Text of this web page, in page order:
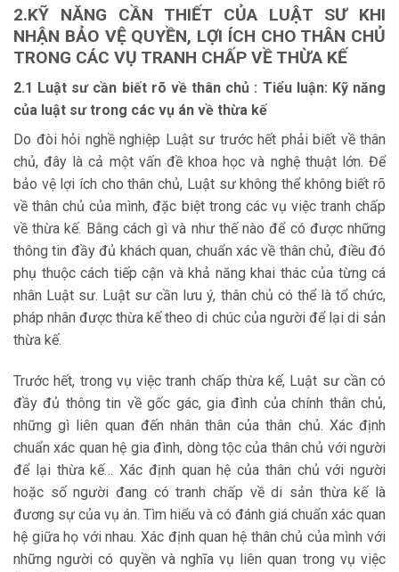
2.KỸ NĂNG CẦN THIẾT CỦA LUẬT SƯ KHI
NHẬN BẢO VỆ QUYỀN, LỢI ÍCH CHO THÂN CHỦ
TRONG CÁC VỤ TRANH CHẤP VỀ THỪA KẾ
2.1 Luật sư cần biết rõ về thân chủ : Tiểu luận: Kỹ năng
của luật sư trong các vụ án về thừa kế
Do đòi hỏi nghề nghiệp Luật sư trước hết phải biết về thân
chủ, đây là cả một vấn đề khoa học và nghệ thuật lớn. Để
bảo vệ lợi ích cho thân chủ, Luật sư không thể không biết rõ
về thân chủ của mình, đặc biệt trong các vụ việc tranh chấp
về thừa kế. Bằng cách gì và như thế nào để có được những
thông tin đầy đủ khách quan, chuẩn xác về thân chủ, điều đó
phụ thuộc cách tiếp cận và khả năng khai thác của từng cá
nhân Luật sư. Luật sư cần lưu ý, thân chủ có thể là tổ chức,
pháp nhân được thừa kế theo di chúc của người để lại di sản
thừa kế.
Trước hết, trong vụ việc tranh chấp thừa kế, Luật sư cần có
đầy đủ thông tin về gốc gác, gia đình của chính thân chủ,
những gì liên quan đến nhân thân của thân chủ. Xác định
chuẩn xác quan hệ gia đình, dòng tộc của thân chủ với người
để lại thừa kế… Xác định quan hệ của thân chủ với người
hoặc số người đang có tranh chấp về di sản thừa kế là
đương sự của vụ án. Tìm hiểu và có đánh giá chuẩn xác quan
hệ giữa họ với nhau. Xác định quan hệ thân chủ của mình với
những người có quyền và nghĩa vụ liên quan trong vụ việc